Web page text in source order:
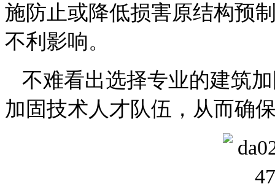
施防止或降低损害原结构预
不利影响。
不难看出选择专业的建筑
加固技术人才队伍，从而确